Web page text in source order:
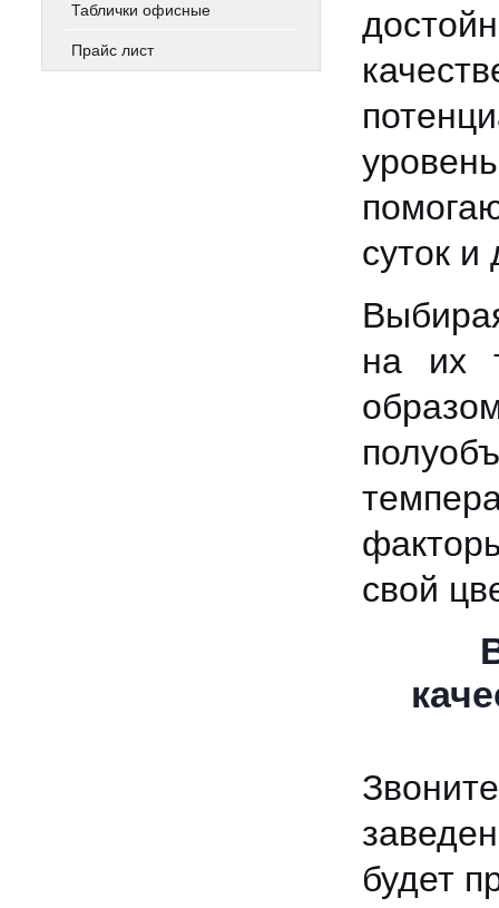
Таблички офисные
Прайс лист
суток
на их
свой
будет